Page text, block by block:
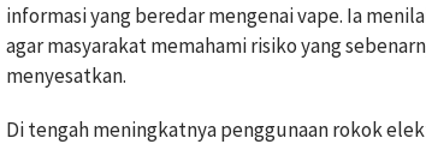
informasi yang beredar mengenai vape. Ia
agar masyarakat memahami risiko yang
menyesatkan.
Di tengah meningkatnya penggunaan rokok